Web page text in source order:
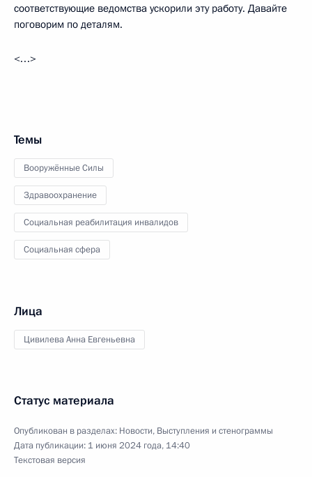
соответствующие ведомства ускорили эту работу. Давайте
поговорим по деталям.
<…>
Темы
Вооружённые Силы
Здравоохранение
Социальная реабилитация инвалидов
Социальная сфера
Лица
Цивилева Анна Евгеньевна
Статус материала
Опубликован в разделах: Новости, Выступления и стенограммы
Дата публикации: 1 июня 2024 года, 14:40
Текстовая версия